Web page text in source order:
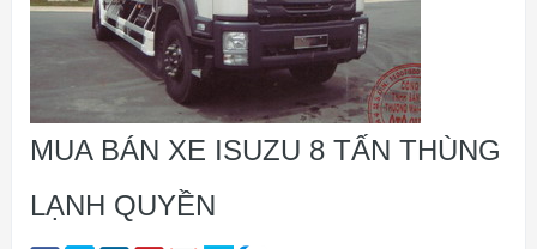
MUA BÁN XE ISUZU 8 TẤN THÙNG
LẠNH QUYỀN